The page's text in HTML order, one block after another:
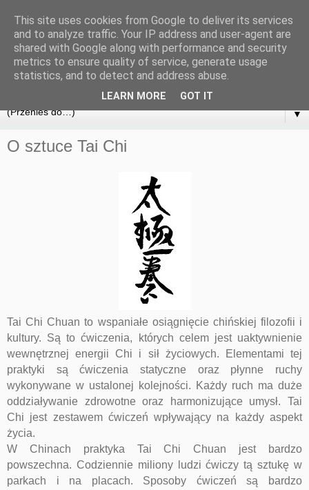
▼
O sztuce Tai Chi
Tai Chi Chuan to wspaniałe osiągnięcie chińskiej filozofii i
kultury. Są to ćwiczenia, których celem jest uaktywnienie
wewnętrznej energii Chi i sił życiowych. Elementami tej
praktyki są ćwiczenia statyczne oraz płynne ruchy
wykonywane w ustalonej kolejności. Każdy ruch ma duże
oddziaływanie zdrowotne oraz harmonizujące umysł. Tai
Chi jest zestawem ćwiczeń wpływający na każdy aspekt
życia.
W Chinach praktyka Tai Chi Chuan jest bardzo
powszechna. Codziennie miliony ludzi ćwiczy tą sztukę w
parkach i na placach. Sposoby ćwiczeń są bardzo
This site uses cookies from Google to deliver its services
and to analyze traffic. Your IP address and user-agent are
shared with Google along with performance and security
metrics to ensure quality of service, generate usage
statistics, and to detect and address abuse.
LEARN MORE GOT IT